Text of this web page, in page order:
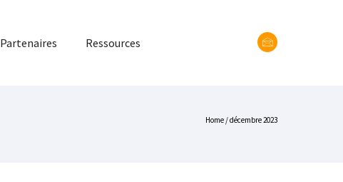
Partenaires Ressources
Home / décembre 2023